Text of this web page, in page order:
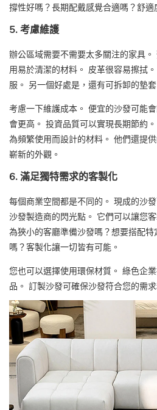
撐性好嗎？長期配戴感覺合適嗎？舒適
5. 考慮維護
辦公區域需要不需要太多關注的家具
用易於清潔的材料。 皮革很容易擦拭
服。 另一個好處是，還有可拆卸的墊
考慮一下維護成本。 便宜的沙發可能
會更高。 投資品質可以實現長期節約
為頻繁使用而設計的材料。 他們還提
嶄新的外觀。
6. 滿足獨特需求的客製化
每個商業空間都是不同的。 現成的沙
沙發製造商的閃光點。 它們可以讓您
為狹小的客廳準備沙發嗎？想要搭配
嗎？客製化讓一切皆有可能。
您也可以選擇使用環保材質。 綠色企
品。 訂製沙發可確保沙發符合您的需